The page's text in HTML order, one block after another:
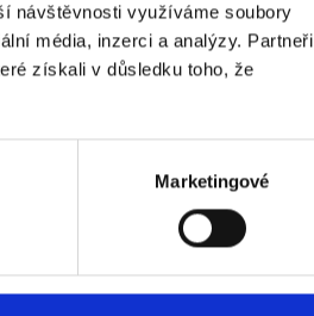
návštěvnosti využíváme soubory
média, inzerci a analýzy. Partneři
získali v důsledku toho, že
Marketingové
Tasche mit flachem Henkel